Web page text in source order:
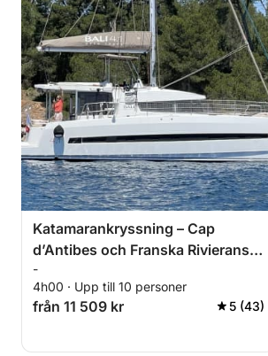
Katamarankryssning – Cap
d’Antibes och Franska Rivierans
turkosa vatten
-
4h00 · Upp till 10 personer
från 11 509 kr 5 (43)